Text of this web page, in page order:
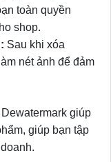
toàn quyền
shop.
Sau khi xóa
nét ảnh để đảm
giúp
giúp bạn tập